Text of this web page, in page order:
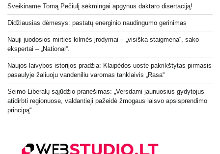
Sveikiname Tomą Pečiulį sėkmingai apgynus daktaro disertaciją!
Didžiausias dėmesys: pastatų energinio naudingumo gerinimas
Nauji juodosios mirties kilmės įrodymai – „visiška staigmena“, sako
ekspertai – „National“.
Naujos laivybos istorijos pradžia: Klaipėdos uoste pakrikštytas pirmasis
pasaulyje žaliuoju vandeniliu varomas tanklaivis „Rasa“
Seimo Liberalų sąjūdžio pranešimas: „Versdami jaunuosius gydytojus
atidirbti regionuose, valdantieji pažeidė žmogaus laisvo apsisprendimo
principą“